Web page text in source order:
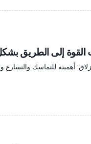
القوة إلى الطريق
أهميته للتماسك والتسارع